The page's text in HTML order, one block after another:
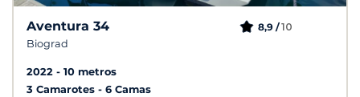
Aventura 34
Biograd
8,9 /10
2022
10 metros
3 Camarotes
6 Camas